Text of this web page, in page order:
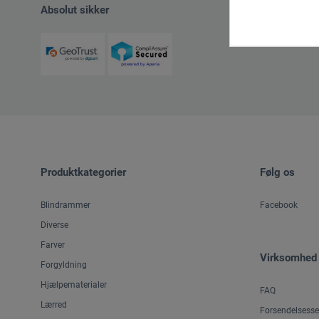
Absolut sikker
Produktkategorier
Blindrammer
Diverse
Farver
Forgyldning
Hjælpematerialer
Lærred
Følg os
Facebook
Virksomhed
FAQ